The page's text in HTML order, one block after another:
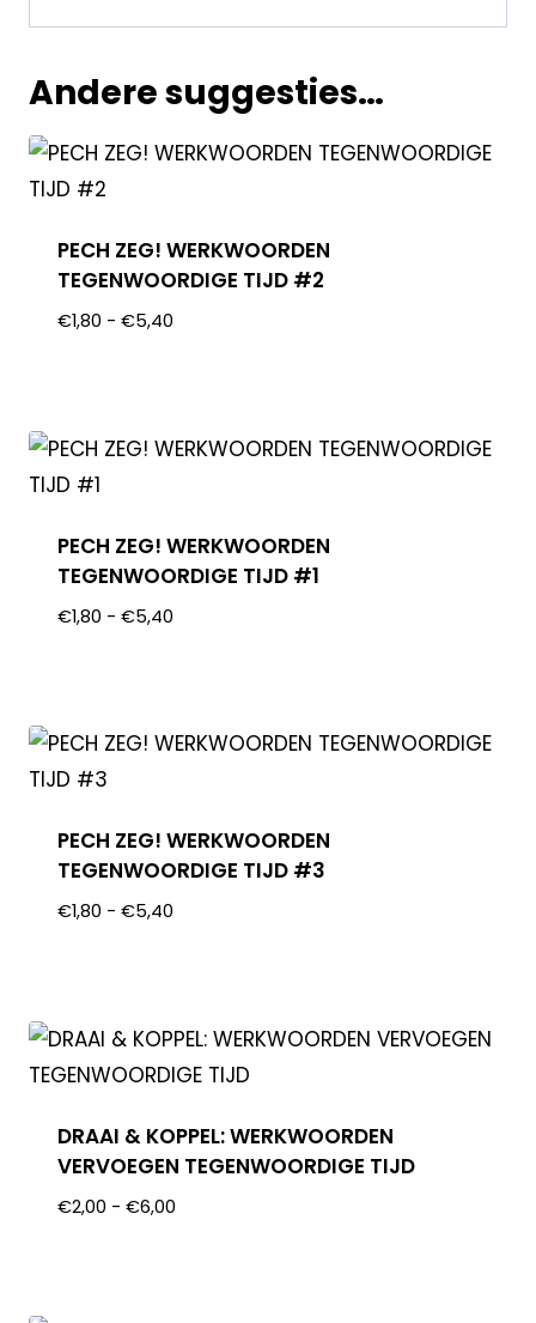
Andere suggesties…
PECH ZEG! WERKWOORDEN
TEGENWOORDIGE TIJD #2
€1,80 - €5,40
PECH ZEG! WERKWOORDEN
TEGENWOORDIGE TIJD #1
€1,80 - €5,40
PECH ZEG! WERKWOORDEN
TEGENWOORDIGE TIJD #3
€1,80 - €5,40
DRAAI & KOPPEL: WERKWOORDEN
VERVOEGEN TEGENWOORDIGE TIJD
€2,00 - €6,00